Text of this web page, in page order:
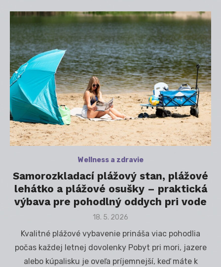
Wellness a zdravie
Samorozkladací plážový stan, plážové
lehátko a plážové osušky – praktická
výbava pre pohodlný oddych pri vode
Posted
18. 5. 2026
Kvalitné plážové vybavenie prináša viac pohodlia
počas každej letnej dovolenky Pobyt pri mori, jazere
alebo kúpalisku je oveľa príjemnejší, keď máte k